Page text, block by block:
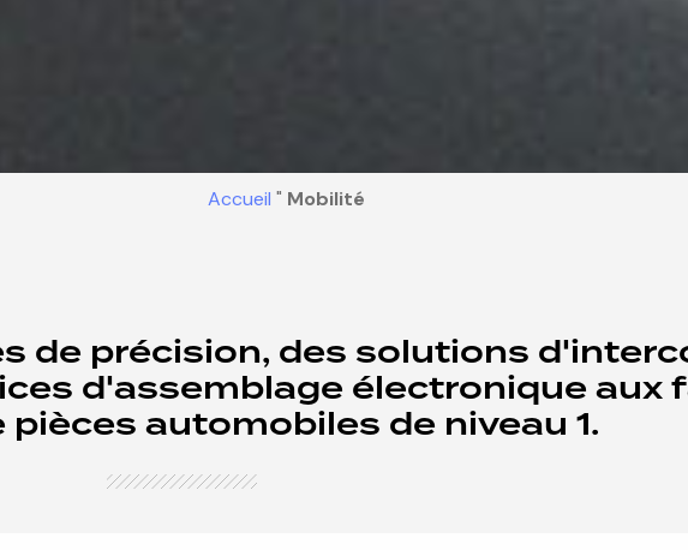
Accueil " Mobilité
de précision, des solutions
d'assemblage électronique aux
automobiles de niveau 1.